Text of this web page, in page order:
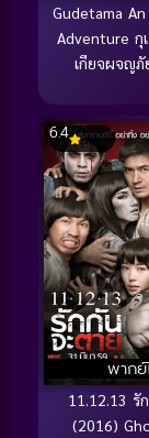
Gudetama
Adventure กุ
เกียจผจญ
พากย์
6.4
11.12.13 รั
(2016)